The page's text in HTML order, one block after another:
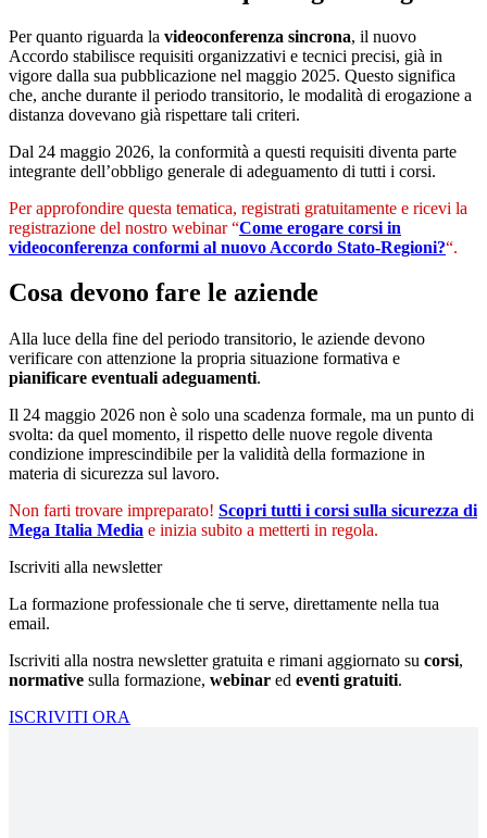
Per quanto riguarda la videoconferenza sincrona, il nuovo
Accordo stabilisce requisiti organizzativi e tecnici precisi, già in
vigore dalla sua pubblicazione nel maggio 2025. Questo significa
che, anche durante il periodo transitorio, le modalità di erogazione a
distanza dovevano già rispettare tali criteri.
Dal 24 maggio 2026, la conformità a questi requisiti diventa parte
integrante dell’obbligo generale di adeguamento di tutti i corsi.
Per approfondire questa tematica, registrati gratuitamente e ricevi la
registrazione del nostro webinar “Come erogare corsi in
videoconferenza conformi al nuovo Accordo Stato-Regioni?“.
Cosa devono fare le aziende
Alla luce della fine del periodo transitorio, le aziende devono
verificare con attenzione la propria situazione formativa e
pianificare eventuali adeguamenti.
Il 24 maggio 2026 non è solo una scadenza formale, ma un punto di
svolta: da quel momento, il rispetto delle nuove regole diventa
condizione imprescindibile per la validità della formazione in
materia di sicurezza sul lavoro.
Non farti trovare impreparato! Scopri tutti i corsi sulla sicurezza di
Mega Italia Media e inizia subito a metterti in regola.
Iscriviti alla newsletter
La formazione professionale che ti serve, direttamente nella tua
email.
Iscriviti alla nostra newsletter gratuita e rimani aggiornato su corsi,
normative sulla formazione, webinar ed eventi gratuiti.
ISCRIVITI ORA